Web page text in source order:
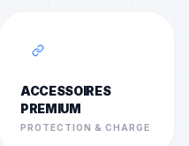
ACCESSOIRES
PREMIUM
PROTECTION & CHARGE